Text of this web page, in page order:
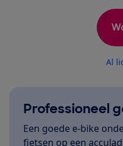
Al
Professioneel
Een goede e-bike
fietsen op een